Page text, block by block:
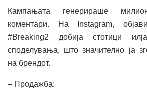
Кампањата генерираше
коментари. На Instagram,
#Breaking2 добија стотици
споделувања, што значително ја
на брендот.
– Продажба: